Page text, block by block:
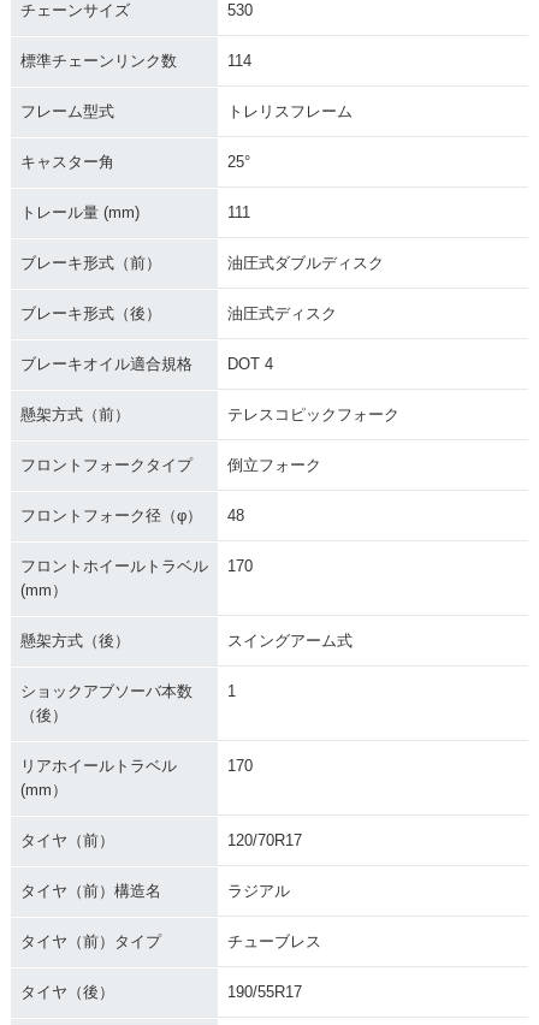
チェーンサイズ 530
標準チェーンリンク数 114
フレーム型式 トレリスフレーム
キャスター角 25°
トレール量 (mm) 111
ブレーキ形式（前） 油圧式ダブルディスク
ブレーキ形式（後） 油圧式ディスク
ブレーキオイル適合規格 DOT 4
懸架方式（前） テレスコピックフォーク
フロントフォークタイプ 倒立フォーク
フロントフォーク径（φ） 48
フロントホイールトラベル
(mm）
170
懸架方式（後） スイングアーム式
ショックアブソーバ本数
（後）
1
リアホイールトラベル
(mm）
170
タイヤ（前） 120/70R17
タイヤ（前）構造名 ラジアル
タイヤ（前）タイプ チューブレス
タイヤ（後） 190/55R17